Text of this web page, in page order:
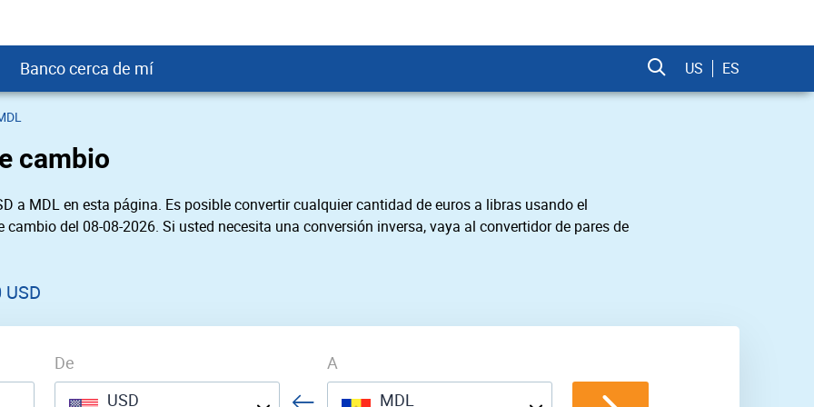
crediticio
justo
Banco cerca de mí
de Mí
Cerca de Mí
de Mí
de Mí
Cerca de Mí
US ES
cambio
a MDL en esta página. Es posible convertir cualquier cantidad de euros a libras usando el
del 08-08-2026. Si usted necesita una conversión inversa, vaya al convertidor de pares de
USD
De
USD
A
MDL